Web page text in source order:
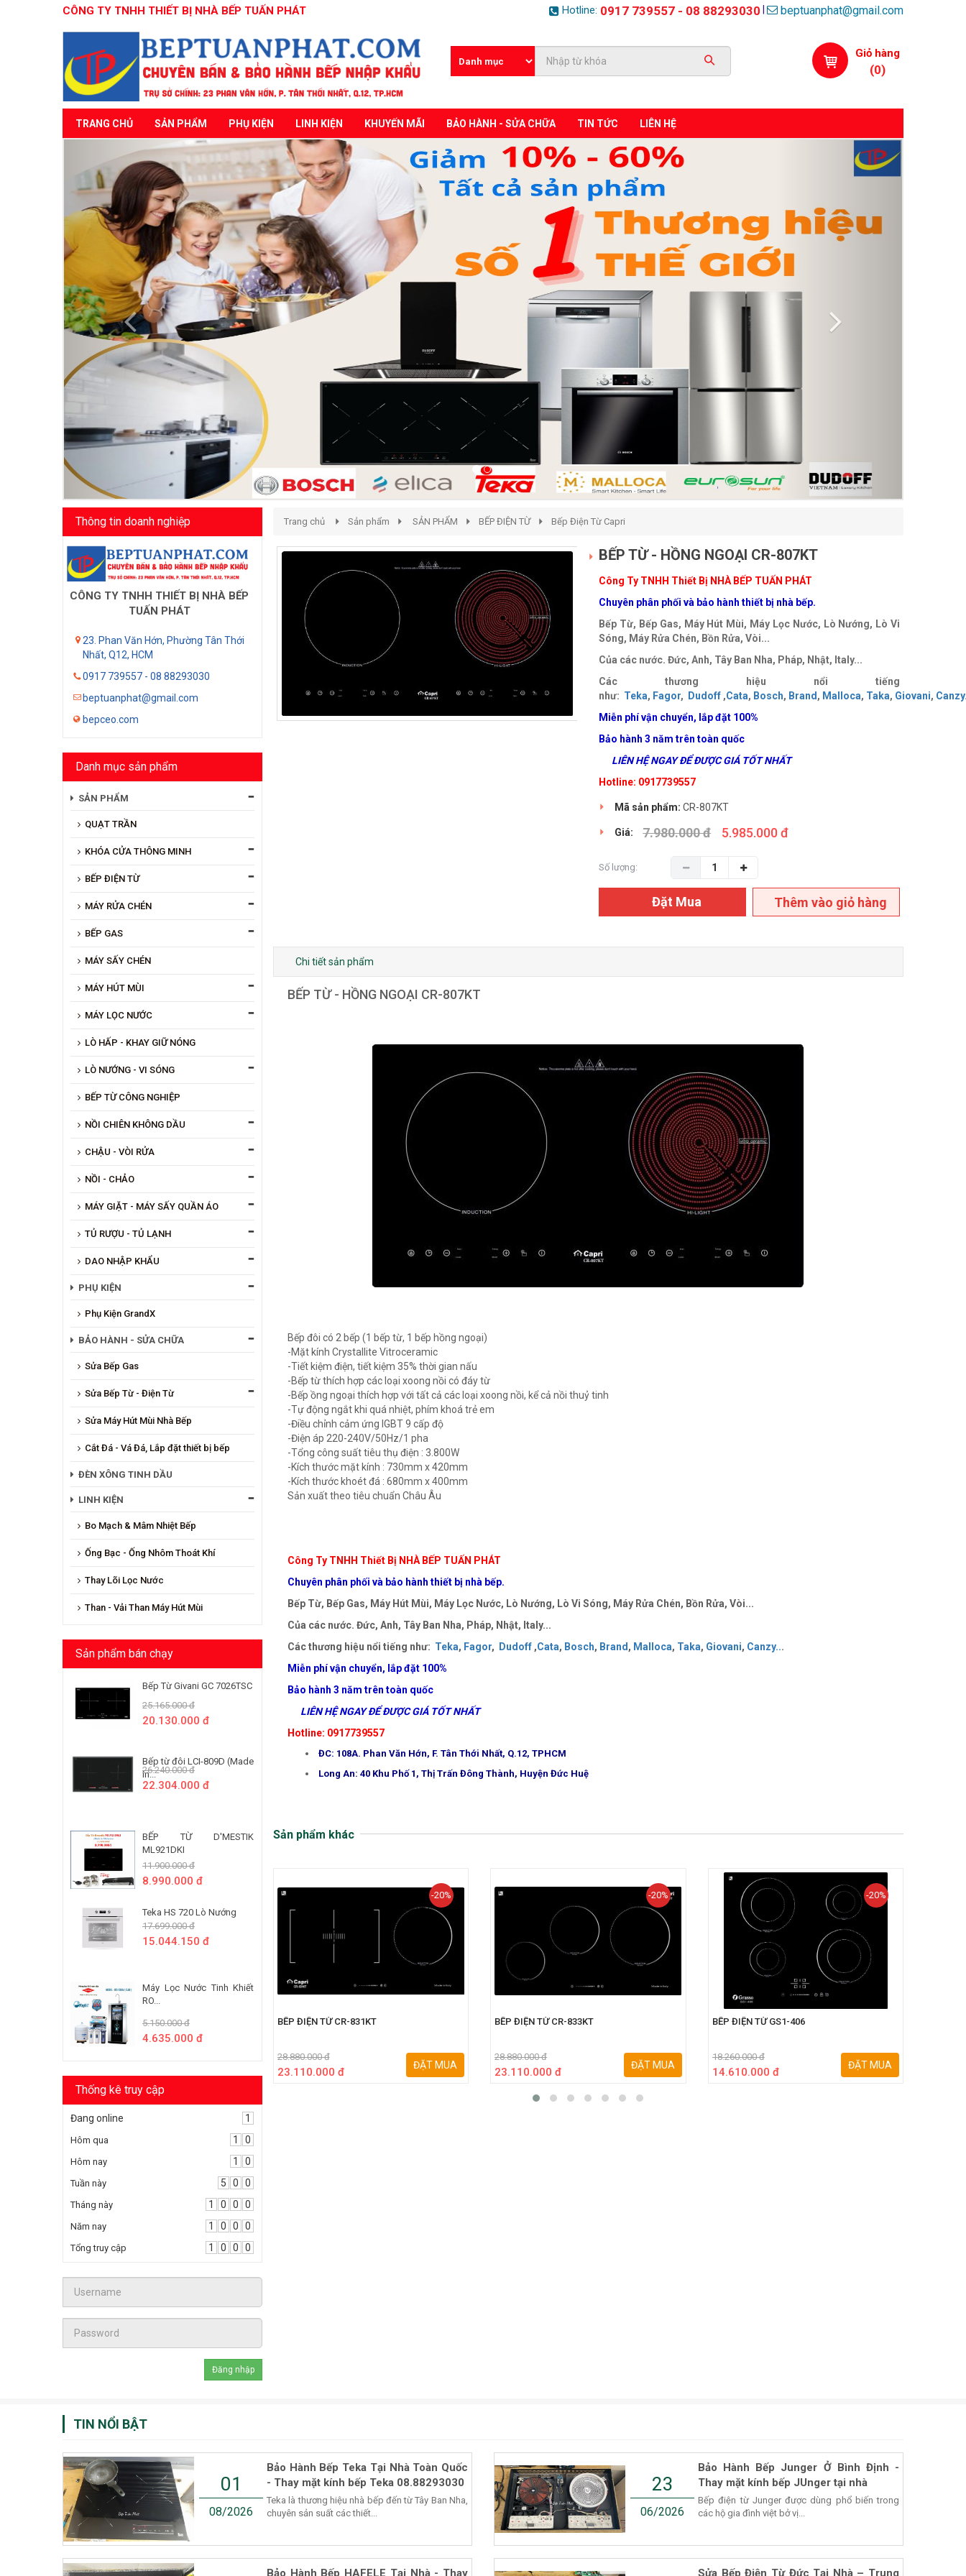
CÔNG TY TNHH THIẾT BỊ NHÀ BẾP TUẤN PHÁT Hotline: 0917 739557 - 08 88293030 beptuanphat@gmail.com
Giỏ hàng
(0)
TRANG CHỦ SẢN PHẨM PHỤ KIỆN LINH KIỆN KHUYẾN MÃI BẢO HÀNH - SỬA CHỮA TIN TỨC LIÊN HỆ
Previous Next
Thông tin doanh nghiệp
CÔNG TY TNHH THIẾT BỊ NHÀ BẾP
TUẤN PHÁT
23. Phan Văn Hớn, Phường Tân Thới
Nhất, Q12, HCM
0917 739557 - 08 88293030
beptuanphat@gmail.com
bepceo.com
Danh mục sản phẩm
SẢN PHẨM
QUẠT TRẦN
KHÓA CỬA THÔNG MINH
BẾP ĐIỆN TỪ
MÁY RỬA CHÉN
BẾP GAS
MÁY SẤY CHÉN
MÁY HÚT MÙI
MÁY LỌC NƯỚC
LÒ HẤP - KHAY GIỮ NÓNG
LÒ NƯỚNG - VI SÓNG
BẾP TỪ CÔNG NGHIỆP
NỒI CHIÊN KHÔNG DẦU
CHẬU - VÒI RỬA
NỒI - CHẢO
MÁY GIẶT - MÁY SẤY QUẦN ÁO
TỦ RƯỢU - TỦ LẠNH
DAO NHẬP KHẨU
PHỤ KIỆN
Phụ Kiện GrandX
BẢO HÀNH - SỬA CHỮA
Sửa Bếp Gas
Sửa Bếp Từ - Điện Từ
Sửa Máy Hút Mùi Nhà Bếp
Cắt Đá - Vá Đá, Lắp đặt thiết bị bếp
ĐÈN XÔNG TINH DẦU
LINH KIỆN
Bo Mạch & Mâm Nhiệt Bếp
Ống Bạc - Ống Nhôm Thoát Khí
Thay Lõi Lọc Nước
Than - Vải Than Máy Hút Mùi
Sản phẩm bán chạy
Bếp Từ Givani GC 7026TSC
25.165.000 đ
20.130.000 đ
Bếp từ đôi LCI-809D (Made
In...
26.240.000 đ
22.304.000 đ
BẾP TỪ D'MESTIK
ML921DKI
11.900.000 đ
8.990.000 đ
Teka HS 720 Lò Nướng
17.699.000 đ
15.044.150 đ
Máy Lọc Nước Tinh Khiết
RO...
5.150.000 đ
4.635.000 đ
Thống kê truy cập
Đang online 1
Hôm qua 1 0
Hôm nay 1 0
Tuần này 5 0 0
Tháng này 1 0 0 0
Năm nay 1 0 0 0
Tổng truy cập 1 0 0 0
Trang chủ Sản phẩm SẢN PHẨM BẾP ĐIỆN TỪ Bếp Điện Từ Capri
BẾP TỪ - HỒNG NGOẠI CR-807KT
Công Ty TNHH Thiết Bị NHÀ BẾP TUẤN PHÁT
Chuyên phân phối và bảo hành thiết bị nhà bếp.
Bếp Từ, Bếp Gas, Máy Hút Mùi, Máy Lọc Nước, Lò Nướng, Lò Vi
Sóng, Máy Rửa Chén, Bồn Rửa, Vòi...
Của các nước. Đức, Anh, Tây Ban Nha, Pháp, Nhật, Italy...
Các thương hiệu nổi tiếng
như: Teka, Fagor, Dudoff ,Cata, Bosch, Brand, Malloca, Taka, Giovani, Canzy
Miễn phí vận chuyển, lắp đặt 100%
Bảo hành 3 năm trên toàn quốc
LIÊN HỆ NGAY ĐỂ ĐƯỢC GIÁ TỐT NHẤT
Hotline: 0917739557
Mã sản phẩm: CR-807KT
Giá: 7.980.000 đ 5.985.000 đ
Số lượng:
Đặt Mua Thêm vào giỏ hàng
Chi tiết sản phẩm
BẾP TỪ - HỒNG NGOẠI CR-807KT
Bếp đôi có 2 bếp (1 bếp từ, 1 bếp hồng ngoại)
-Mặt kính Crystallite Vitroceramic
-Tiết kiệm điện, tiết kiệm 35% thời gian nấu
-Bếp từ thích hợp các loại xoong nồi có đáy từ
-Bếp ồng ngoại thích hợp với tất cả các loại xoong nồi, kể cả nồi thuỷ tinh
-Tự động ngắt khi quá nhiệt, phím khoá trẻ em
-Điều chỉnh cảm ứng IGBT 9 cấp độ
-Điện áp 220-240V/50Hz/1 pha
-Tổng công suất tiêu thụ điện : 3.800W
-Kích thước mặt kính : 730mm x 420mm
-Kích thước khoét đá : 680mm x 400mm
Sản xuất theo tiêu chuẩn Châu Âu
Công Ty TNHH Thiết Bị NHÀ BẾP TUẤN PHÁT
Chuyên phân phối và bảo hành thiết bị nhà bếp.
Bếp Từ, Bếp Gas, Máy Hút Mùi, Máy Lọc Nước, Lò Nướng, Lò Vi Sóng, Máy Rửa Chén, Bồn Rửa, Vòi...
Của các nước. Đức, Anh, Tây Ban Nha, Pháp, Nhật, Italy...
Các thương hiệu nổi tiếng như: Teka, Fagor, Dudoff ,Cata, Bosch, Brand, Malloca, Taka, Giovani, Canzy...
Miễn phí vận chuyển, lắp đặt 100%
Bảo hành 3 năm trên toàn quốc
LIÊN HỆ NGAY ĐỂ ĐƯỢC GIÁ TỐT NHẤT
Hotline: 0917739557
ĐC: 108A. Phan Văn Hớn, F. Tân Thới Nhất, Q.12, TPHCM
Long An: 40 Khu Phố 1, Thị Trấn Đông Thành, Huyện Đức Huệ
Sản phẩm khác
-20%
BẾP ĐIỆN TỪ CR-831KT
28.880.000 đ
23.110.000 đ
ĐẶT MUA
-20%
BẾP ĐIỆN TỪ CR-833KT
28.880.000 đ
23.110.000 đ
ĐẶT MUA
-20%
BẾP ĐIỆN TỪ GS1-406
18.260.000 đ
14.610.000 đ
ĐẶT MUA
TIN NỔI BẬT
01
08/2026
Bảo Hành Bếp Teka Tại Nhà Toàn Quốc
- Thay mặt kính bếp Teka 08.88293030
Teka là thương hiệu nhà bếp đến từ Tây Ban Nha,
chuyên sản suất các thiết...
23
06/2026
Bảo Hành Bếp Junger Ở Bình Định -
Thay mặt kính bếp JUnger tại nhà
Bếp điện từ Junger được dùng phổ biến trong
các hộ gia đình việt bở vị...
Bảo Hành Bếp HAFELE Tại Nhà - Thay Sửa Bếp Điện Từ Đức Tại Nhà – Trung